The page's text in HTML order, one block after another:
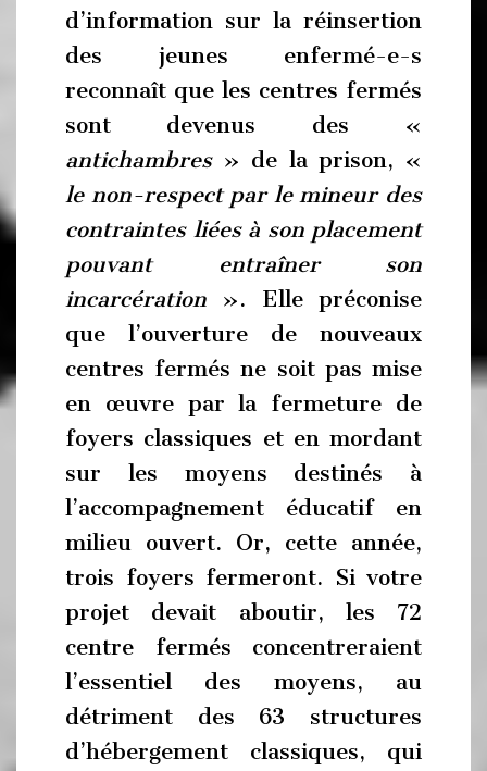
d’information sur la réinsertion
des jeunes enfermé-e-s
reconnaît que les centres fermés
sont devenus des «
antichambres» de la prison, «
le non-respect par le mineur des
contraintes liées à son placement
pouvant entraîner son
incarcération ». Elle préconise
que l’ouverture de nouveaux
centres fermés ne soit pas mise
en œuvre par la fermeture de
foyers classiques et en mordant
sur les moyens destinés à
l’accompagnement éducatif en
milieu ouvert. Or, cette année,
trois foyers fermeront. Si votre
projet devait aboutir, les 72
centre fermés concentreraient
l’essentiel des moyens, au
détriment des 63 structures
d’hébergement classiques, qui